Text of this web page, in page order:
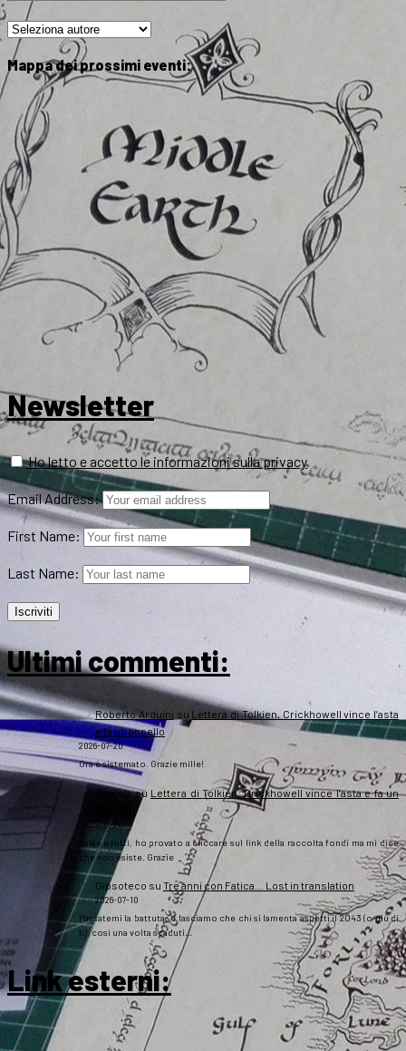
Mappa dei prossimi eventi:
Newsletter
Ho letto e accetto le informazioni sulla privacy
Email Address:
First Name:
Last Name:
Ultimi commenti:
Roberto Arduini su Lettera di Tolkien, Crickhowell vince l’asta
e fa un appello
2026-07-20
Ora è sistemato. Grazie mille!
Danielasu Lettera di Tolkien, Crickhowell vince l’asta e fa un
2026-07-20
Salve a tutti, ho provato a cliccare sul link della raccolta fondi ma mi dice
che non esiste. Grazie
Gipsoteco su Tre anni con Fatica… Lost in translation
2026-07-10
Passatemi la battuta: e lasciamo che chi si lamenta aspetti il 2043 (o giù di
lì), così una volta scaduti…
Link esterni: